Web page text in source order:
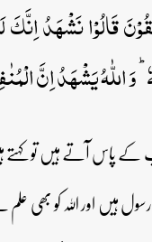
قَالُوۡا نَشۡہَدُ اِنَّکَ
اللّٰہُ یَشۡہَدُ اِنَّ
پاس آتے ہیں تو کہتے
ہیں اور اللہ کو بھی